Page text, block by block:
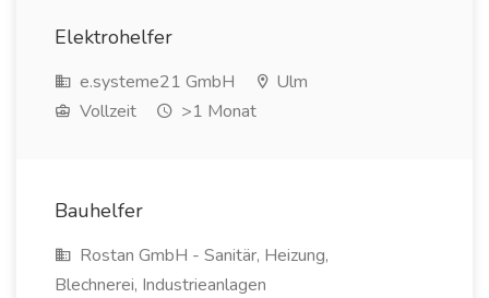
Elektrohelfer
e.systeme21 GmbH
Ulm
Vollzeit
>1 Monat
Bauhelfer
Rostan GmbH - Sanitär, Heizung,
Blechnerei, Industrieanlagen